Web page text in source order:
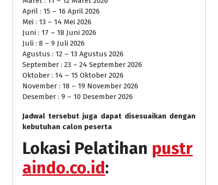
April : 15 – 16 April 2026
Mei : 13 – 14 Mei 2026
Juni : 17 – 18 Juni 2026
Juli : 8 – 9 Juli 2026
Agustus : 12 – 13 Agustus 2026
September : 23 – 24 September 2026
Oktober : 14 – 15 Oktober 2026
November : 18 – 19 November 2026
Desember : 9 – 10 Desember 2026
Jadwal tersebut juga dapat disesuaikan dengan
kebutuhan calon peserta
Lokasi Pelatihan pustr
aindo.co.id: